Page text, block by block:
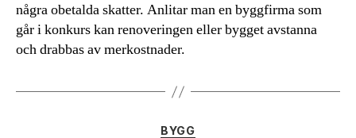
några obetalda skatter. Anlitar man en byggfirma som
går i konkurs kan renoveringen eller bygget avstanna
och drabbas av merkostnader.
Kategorier
BYGG